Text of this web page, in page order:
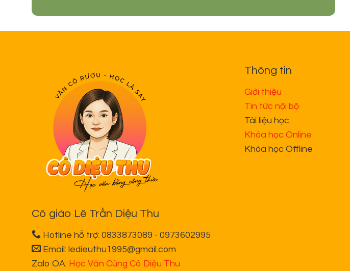
Cô giáo Lê Trần Diệu Thu
Hotline hỗ trợ: 0833873089 - 0973602995
Email: ledieuthu1995@gmail.com
Zalo OA: Học Văn Cùng Cô Diệu Thu
Thông tin
Giới thiệu
Tin tức nội bộ
Tài liệu học
Khóa học Online
Khóa học Offline